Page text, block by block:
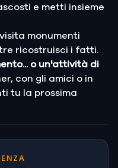
e metti insieme
visita monumenti
ricostruisci i fatti.
o un'attività di
con gli amici o in
tu la prossima